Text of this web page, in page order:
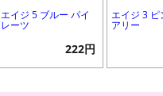
エイジ 5 ブルー パイ
レーツ
222円
エイジ 3 ピ
アリー